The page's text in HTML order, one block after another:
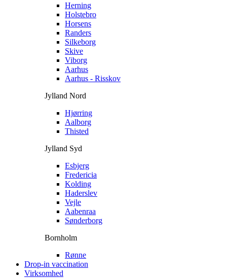
Herning
Holstebro
Horsens
Randers
Silkeborg
Skive
Viborg
Aarhus
Aarhus - Risskov
Jylland Nord
Hjørring
Aalborg
Thisted
Jylland Syd
Esbjerg
Fredericia
Kolding
Haderslev
Vejle
Aabenraa
Sønderborg
Bornholm
Rønne
Drop-in vaccination
Virksomhed